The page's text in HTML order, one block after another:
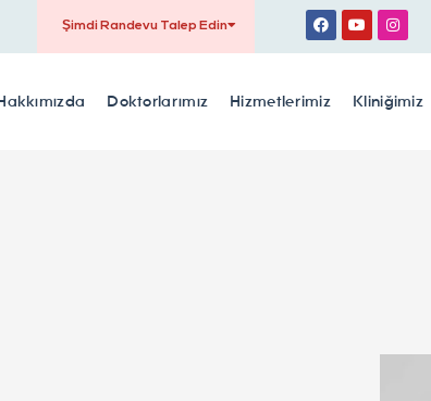
Şimdi Randevu Talep Edin
Doktorlarımız Hizmetlerimiz Kliniğimiz